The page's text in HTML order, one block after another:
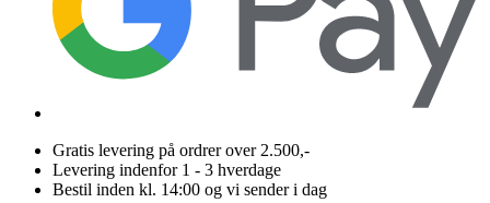
Gratis levering på ordrer over 2.500,-
Levering indenfor 1 - 3 hverdage
Bestil inden kl. 14:00 og vi sender i dag